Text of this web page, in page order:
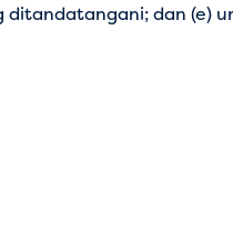
ditandatangani; dan (e)